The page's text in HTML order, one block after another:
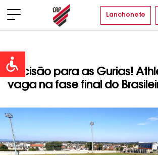
Open toolbar
Lanchonete
Decisão para as Gurias!
vaga na fase final do